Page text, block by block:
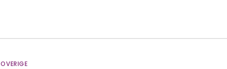
OVERIGE